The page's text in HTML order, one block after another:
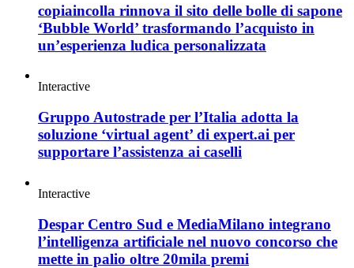
copiaincolla rinnova il sito delle bolle di sapone
‘Bubble World’ trasformando l’acquisto in
un’esperienza ludica personalizzata
Interactive
Gruppo Autostrade per l’Italia adotta la
soluzione ‘virtual agent’ di expert.ai per
supportare l’assistenza ai caselli
Interactive
Despar Centro Sud e MediaMilano integrano
l’intelligenza artificiale nel nuovo concorso che
mette in palio oltre 20mila premi